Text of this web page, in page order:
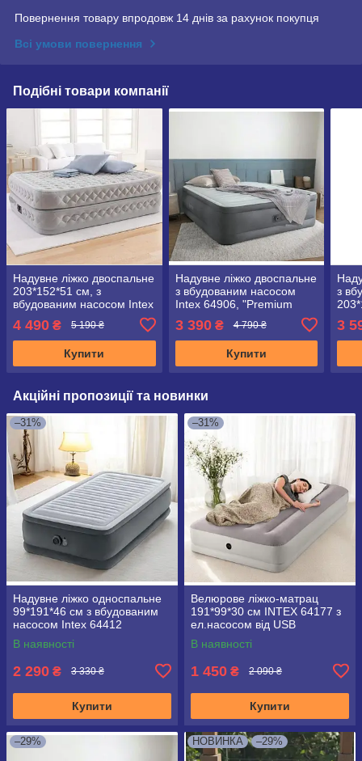
Повернення товару впродовж 14 днів за рахунок покупця
Всі умови повернення
Подібні товари компанії
Надувне ліжко двоспальне
203*152*51 см, з
вбудованим насосом Intex
4 490 ₴ 5 190 ₴
Купити
Надувне ліжко двоспальне
з вбудованим насосом
Intex 64906, "Premium
Fiber-Tech™" 203*152*46
см
3 390₴ 4 790 ₴
Купити
з
3
Акційні пропозиції та новинки
–31%
Надувне ліжко односпальне
99*191*46 см з вбудованим
насосом Intex 64412
В наявності
2 290 ₴ 3 330 ₴
Купити
–31%
Велюрове ліжко-матрац
191*99*30 см INTEX 64177 з
ел.насосом від USB
В наявності
1 450 ₴ 2 090 ₴
Купити
–29% НОВИНКА –29%